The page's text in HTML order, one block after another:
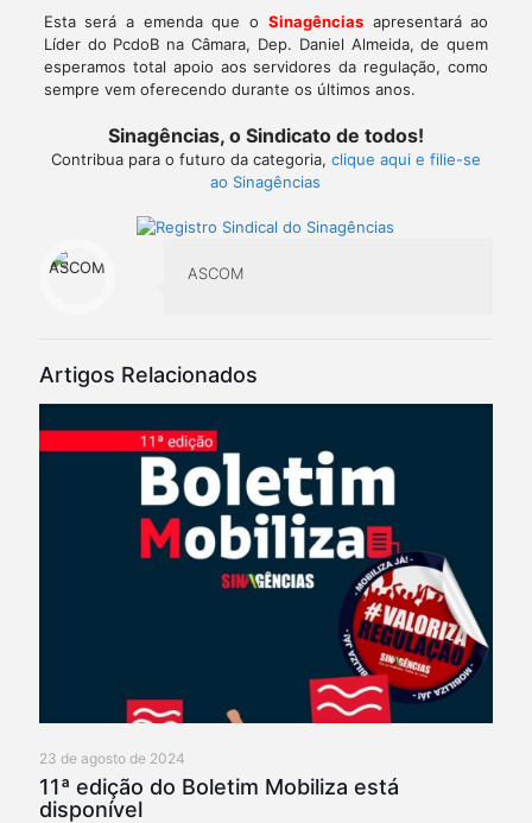
Esta será a emenda que o Sinagênciasapresentará ao
Líder do PcdoB na Câmara, Dep. Daniel Almeida, de quem
esperamos total apoio aos servidores da regulação, como
sempre vem oferecendo durante os últimos anos.
Sinagências, o Sindicato de todos!
Contribua para o futuro da categoria, clique aqui e filie-se
ao Sinagências
ASCOM
Artigos Relacionados
23 de agosto de 2024
11ª edição do Boletim Mobiliza está
disponível